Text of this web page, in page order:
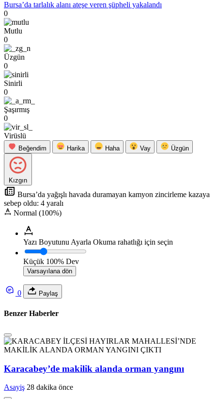
Bursa’da tarlalık alanı ateşe veren şüpheli yakalandı
0
Mutlu
0
Üzgün
0
Sinirli
0
Şaşırmış
0
Virüslü
Beğendim Harika Haha Vay Üzgün
Kızgın
Bursa’da yağışlı havada duramayan kamyon zincirleme kazaya
sebep oldu: 4 yaralı
Normal (100%)
Yazı Boyutunu Ayarla Okuma rahatlığı için seçin
Küçük 100% Dev
Varsayılana dön
0 Paylaş
Benzer Haberler
Karacabey’de makilik alanda orman yangını
Asayiş 28 dakika önce